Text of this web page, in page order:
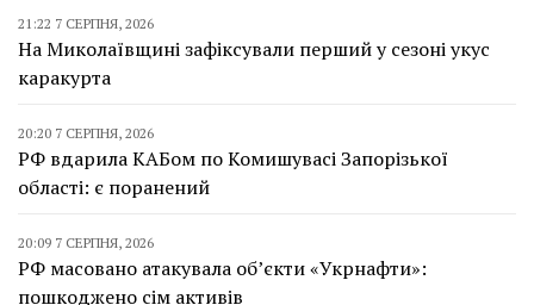
21:22 7 СЕРПНЯ, 2026
На Миколаївщині зафіксували перший у сезоні укус
каракурта
20:20 7 СЕРПНЯ, 2026
РФ вдарила КАБом по Комишувасі Запорізької
області: є поранений
20:09 7 СЕРПНЯ, 2026
РФ масовано атакувала об’єкти «Укрнафти»:
пошкоджено сім активів